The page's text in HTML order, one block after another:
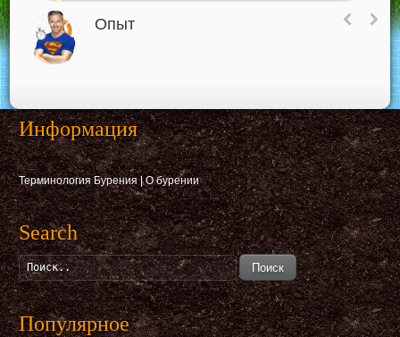
Опыт
Информация
Терминология Бурения|О бурении
Search
Поиск
Популярное